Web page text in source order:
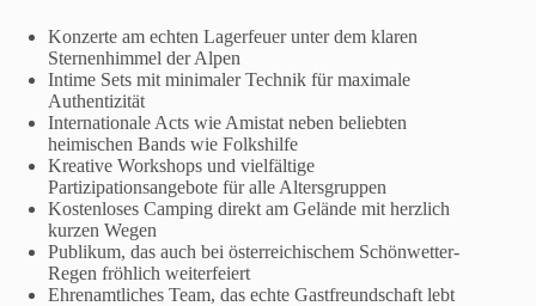
Konzerte am echten Lagerfeuer unter dem klaren
Sternenhimmel der Alpen
Intime Sets mit minimaler Technik für maximale
Authentizität
Internationale Acts wie Amistat neben beliebten
heimischen Bands wie Folkshilfe
Kreative Workshops und vielfältige
Partizipationsangebote für alle Altersgruppen
Kostenloses Camping direkt am Gelände mit herzlich
kurzen Wegen
Publikum, das auch bei österreichischem Schönwetter-
Regen fröhlich weiterfeiert
Ehrenamtliches Team, das echte Gastfreundschaft lebt